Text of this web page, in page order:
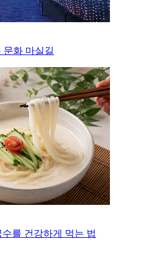
문화 마실길
를 건강하게 먹는 법